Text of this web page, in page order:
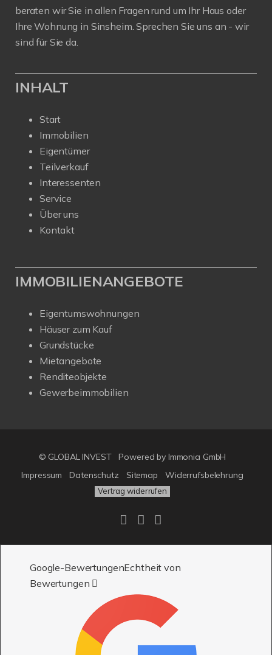
Start
Immobilien
Interessenten
Über uns
Kontakt
IMMOBILIENANGEBOTE
Eigentumswohnungen
Häuser zum Kauf
Renditeobjekte
© GLOBAL INVEST
Impressum
Datenschutz
Vertrag widerrufen